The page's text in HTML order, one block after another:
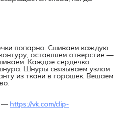
попарно. Сшиваем каждую
оставляем отверстие —
Каждое сердечко
Шнуры связываем узлом
из ткани в горошек. Вешаем
—https://vk.com/clip-